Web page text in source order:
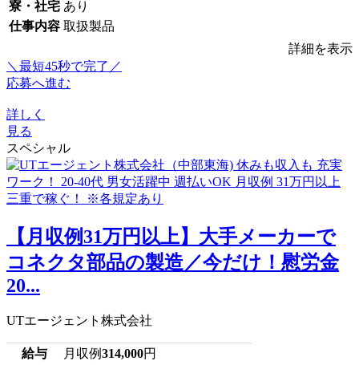
寮・社宅 あり
仕事内容 取扱製品
詳細を表示
＼最短45秒で完了／
応募へ進む
詳しく
見る
スペシャル
【月収例31万円以上】大手メーカーで
コネクタ部品の製造／今だけ！慰労金
20...
UTエージェント株式会社
給与 月収例314,000円